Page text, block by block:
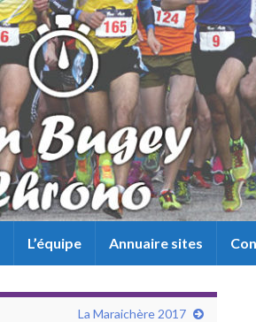
L’équipe Annuaire sites
La Maraichère 2017